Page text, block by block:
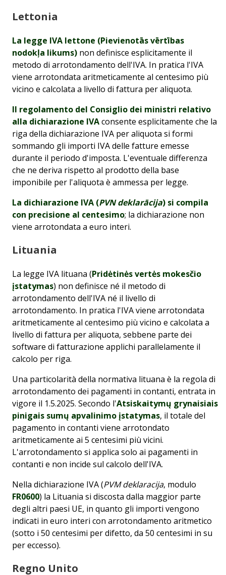
Lettonia
La legge IVA lettone (Pievienotās vērtības
nodokļa likums) non definisce esplicitamente il
metodo di arrotondamento dell'IVA. In pratica l'IVA
viene arrotondata aritmeticamente al centesimo più
vicino e calcolata a livello di fattura per aliquota.
Il regolamento del Consiglio dei ministri relativo
alla dichiarazione IVAconsente esplicitamente che la
riga della dichiarazione IVA per aliquota si formi
sommando gli importi IVA delle fatture emesse
durante il periodo d'imposta. L'eventuale differenza
che ne deriva rispetto al prodotto della base
imponibile per l'aliquota è ammessa per legge.
La dichiarazione IVA (PVN deklarācija) si compila
con precisione al centesimo; la dichiarazione non
viene arrotondata a euro interi.
Lituania
La legge IVA lituana (Pridėtinės vertės mokesčio
įstatymas) non definisce né il metodo di
arrotondamento dell'IVA né il livello di
arrotondamento. In pratica l'IVA viene arrotondata
aritmeticamente al centesimo più vicino e calcolata a
livello di fattura per aliquota, sebbene parte dei
software di fatturazione applichi parallelamente il
calcolo per riga.
Una particolarità della normativa lituana è la regola di
arrotondamento dei pagamenti in contanti, entrata in
vigore il 1.5.2025. Secondo l'Atsiskaitymų grynaisiais
pinigais sumų apvalinimo įstatymas, il totale del
pagamento in contanti viene arrotondato
aritmeticamente ai 5 centesimi più vicini.
L'arrotondamento si applica solo ai pagamenti in
contanti e non incide sul calcolo dell'IVA.
Nella dichiarazione IVA (PVM deklaracija, modulo
FR0600) la Lituania si discosta dalla maggior parte
degli altri paesi UE, in quanto gli importi vengono
indicati in euro interi con arrotondamento aritmetico
(sotto i 50 centesimi per difetto, da 50 centesimi in su
per eccesso).
Regno Unito